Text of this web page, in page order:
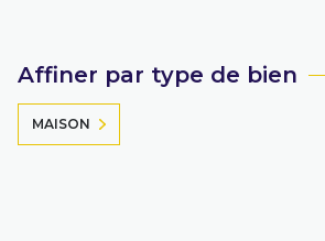
Affiner par type de bien
MAISON